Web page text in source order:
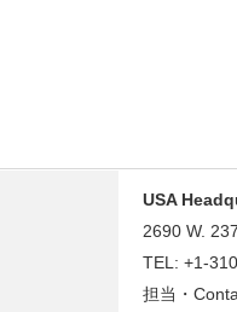
USA
2690 W.
TEL: +1-
担当・